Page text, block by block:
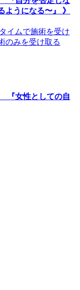
うになる〜』 》
イムで施術を受け
のみを受け取る
『女性としての自